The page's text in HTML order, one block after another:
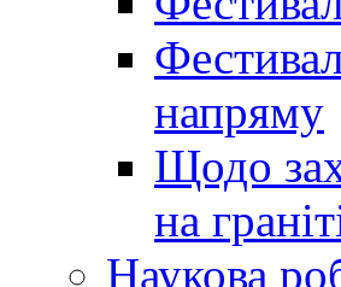
напряму
Щодо
на
Наукова